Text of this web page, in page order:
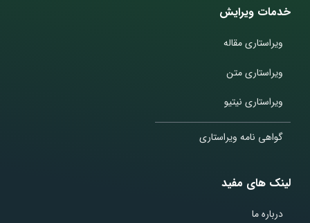
خدمات ویرایش
ویراستاری مقاله
ویراستاری متن
ویراستاری نیتیو
گواهی نامه ویراستاری
لینک های مفید
درباره ما